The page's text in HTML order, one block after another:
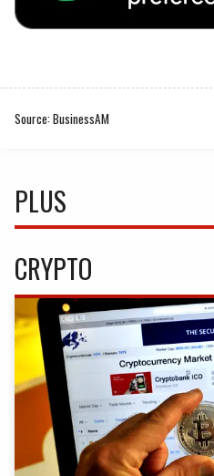
Source: BusinessAM
PLUS
CRYPTO